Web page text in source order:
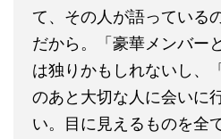
て、その人が語っている
だから。「豪華メンバー
は独りかもしれないし、
のあと大切な人に会いに
い。目に見えるものを全